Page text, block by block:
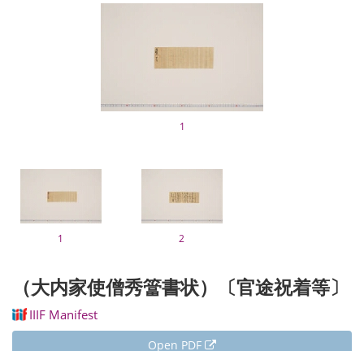
1
1 2
（大内家使僧秀簹書状）〔官途祝着等〕
IIIF Manifest
Open PDF